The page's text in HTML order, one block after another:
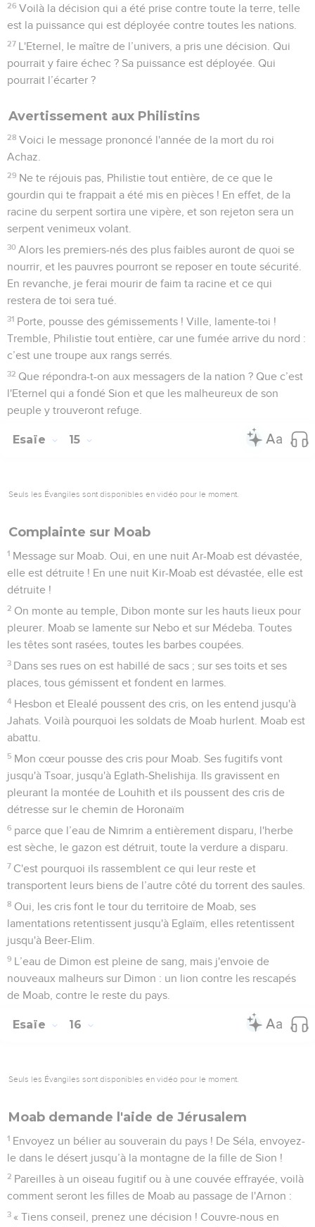
26 Voilà la décision qui a été prise contre toute la terre, telle
est la puissance qui est déployée contre toutes les nations.
27 L'Eternel, le maître de l’univers, a pris une décision. Qui
pourrait y faire échec ? Sa puissance est déployée. Qui
pourrait l’écarter ?
Avertissement aux Philistins
28 Voici le message prononcé l'année de la mort du roi
Achaz.
29 Ne te réjouis pas, Philistie tout entière, de ce que le
gourdin qui te frappait a été mis en pièces ! En effet, de la
racine du serpent sortira une vipère, et son rejeton sera un
serpent venimeux volant.
30 Alors les premiers-nés des plus faibles auront de quoi se
nourrir, et les pauvres pourront se reposer en toute sécurité.
En revanche, je ferai mourir de faim ta racine et ce qui
restera de toi sera tué.
31 Porte, pousse des gémissements ! Ville, lamente-toi !
Tremble, Philistie tout entière, car une fumée arrive du nord :
c’est une troupe aux rangs serrés.
32 Que répondra-t-on aux messagers de la nation ? Que c’est
l'Eternel qui a fondé Sion et que les malheureux de son
peuple y trouveront refuge.
Esaïe 15
Seuls les Évangiles sont disponibles en vidéo pour le moment.
Complainte sur Moab
1 Message sur Moab. Oui, en une nuit Ar-Moab est dévastée,
elle est détruite ! En une nuit Kir-Moab est dévastée, elle est
détruite !
2 On monte au temple, Dibon monte sur les hauts lieux pour
pleurer. Moab se lamente sur Nebo et sur Médeba. Toutes
les têtes sont rasées, toutes les barbes coupées.
3 Dans ses rues on est habillé de sacs ; sur ses toits et ses
places, tous gémissent et fondent en larmes.
4 Hesbon et Elealé poussent des cris, on les entend jusqu'à
Jahats. Voilà pourquoi les soldats de Moab hurlent. Moab est
abattu.
5 Mon cœur pousse des cris pour Moab. Ses fugitifs vont
jusqu'à Tsoar, jusqu'à Eglath-Shelishija. Ils gravissent en
pleurant la montée de Louhith et ils poussent des cris de
détresse sur le chemin de Horonaïm
6 parce que l’eau de Nimrim a entièrement disparu, l'herbe
est sèche, le gazon est détruit, toute la verdure a disparu.
7 C'est pourquoi ils rassemblent ce qui leur reste et
transportent leurs biens de l’autre côté du torrent des saules.
8 Oui, les cris font le tour du territoire de Moab, ses
lamentations retentissent jusqu'à Eglaïm, elles retentissent
jusqu'à Beer-Elim.
9 L’eau de Dimon est pleine de sang, mais j'envoie de
nouveaux malheurs sur Dimon : un lion contre les rescapés
de Moab, contre le reste du pays.
Esaïe 16
Seuls les Évangiles sont disponibles en vidéo pour le moment.
Moab demande l'aide de Jérusalem
1 Envoyez un bélier au souverain du pays ! De Séla, envoyez-
le dans le désert jusqu’à la montagne de la fille de Sion !
2 Pareilles à un oiseau fugitif ou à une couvée effrayée, voilà
comment seront les filles de Moab au passage de l'Arnon :
3 « Tiens conseil, prenez une décision ! Couvre-nous en